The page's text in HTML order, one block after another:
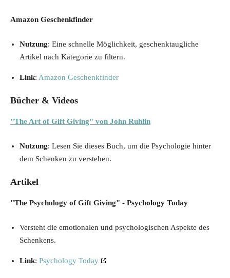
Amazon Geschenkfinder
Nutzung: Eine schnelle Möglichkeit, geschenktaugliche
Artikel nach Kategorie zu filtern.
Link: Amazon Geschenkfinder
Bücher & Videos
"The Art of Gift Giving" von John Ruhlin
Nutzung: Lesen Sie dieses Buch, um die Psychologie hinter
dem Schenken zu verstehen.
Artikel
"The Psychology of Gift Giving" - Psychology Today
Versteht die emotionalen und psychologischen Aspekte des
Schenkens.
Link: Psychology Today